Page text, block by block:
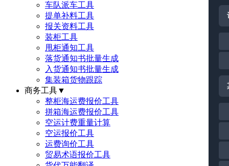
车队派车工具
提单补料工具
报关资料工具
装柜工具
甩柜通知工具
落货通知书批量生成
入货通知书批量生成
集装箱货物跟踪
商务工具▼
整柜海运费报价工具
拼箱海运费报价工具
空运计费重量计算
空运报价工具
运费询价工具
贸易术语报价工具